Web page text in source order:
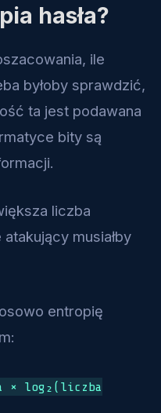
hasła?
ile
byłoby sprawdzić,
ta jest podawana
bity są
liczba
musiałby
entropię
× log₂(liczba